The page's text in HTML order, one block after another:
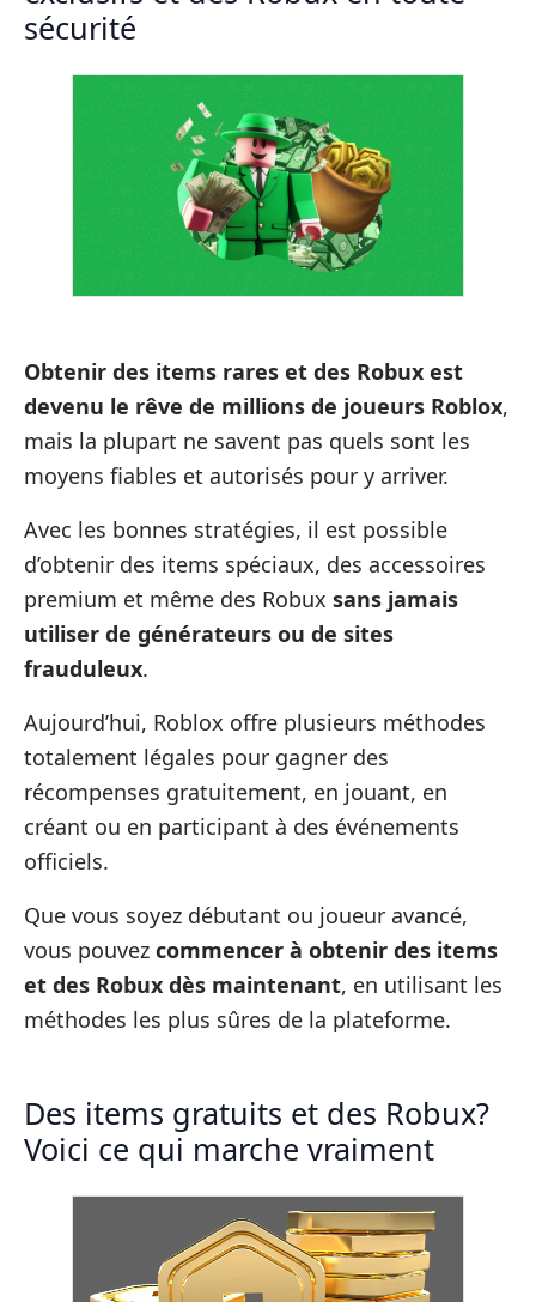
sécurité
Obtenir des items rares et des Robux est
devenu le rêve de millions de joueurs Roblox,
mais la plupart ne savent pas quels sont les
moyens fiables et autorisés pour y arriver.
Avec les bonnes stratégies, il est possible
d’obtenir des items spéciaux, des accessoires
premium et même des Robux sans jamais
utiliser de générateurs ou de sites
frauduleux.
Aujourd’hui, Roblox offre plusieurs méthodes
totalement légales pour gagner des
récompenses gratuitement, en jouant, en
créant ou en participant à des événements
officiels.
Que vous soyez débutant ou joueur avancé,
vous pouvez commencer à obtenir des items
et des Robux dès maintenant, en utilisant les
méthodes les plus sûres de la plateforme.
Des items gratuits et des Robux?
Voici ce qui marche vraiment